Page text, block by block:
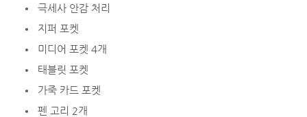
극세사 안감 처리
지퍼 포켓
미디어 포켓 4개
태블릿 포켓
가죽 카드 포켓
펜 고리 2개